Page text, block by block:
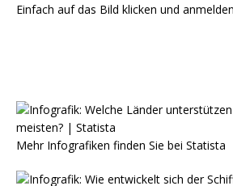
Einfach auf das Bild klicken und
Mehr Infografiken finden Sie bei Statista